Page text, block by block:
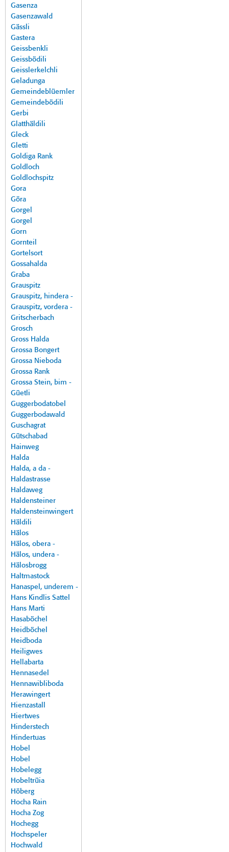
Gasenza
Gasenzawald
Gässli
Gastera
Geissbenkli
Geissbödili
Geisslerkelchli
Geladunga
Gemeindeblüemler
Gemeindebödili
Gerbi
Glatthäldili
Gleck
Gletti
Goldiga Rank
Goldloch
Goldlochspitz
Gora
Göra
Gorgel
Gorgel
Gorn
Gornteil
Gortelsort
Gossahalda
Graba
Grauspitz
Grauspitz, hindera -
Grauspitz, vordera -
Gritscherbach
Grosch
Gross Halda
Grossa Bongert
Grossa Nieboda
Grossa Rank
Grossa Stein, bim -
Güetli
Guggerbodatobel
Guggerbodawald
Guschagrat
Gütschabad
Hainweg
Halda
Halda, a da -
Haldastrasse
Haldaweg
Haldensteiner
Haldensteinwingert
Häldili
Hälos
Hälos, obera -
Hälos, undera -
Hälosbrogg
Haltmastock
Hanaspel, underem -
Hans Kindlis Sattel
Hans Marti
Hasaböchel
Heidböchel
Heidboda
Heiligwes
Hellabarta
Hennasedel
Hennawibliboda
Herawingert
Hienzastall
Hiertwes
Hinderstech
Hindertuas
Hobel
Hobel
Hobelegg
Hobeltrüia
Höberg
Hocha Rain
Hocha Zog
Hochegg
Hochspeler
Hochwald